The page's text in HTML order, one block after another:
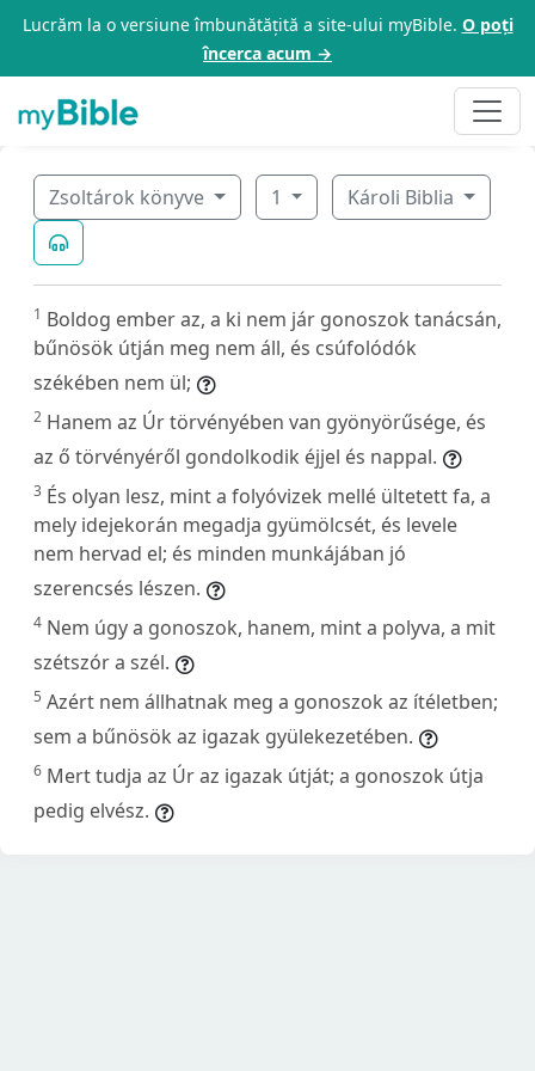
Lucrăm la o versiune îmbunătățită a site-ului myBible. O poți
încerca acum →
Zsoltárok könyve 1 Károli Biblia
1 Boldog ember az, a ki nem jár gonoszok tanácsán,
bűnösök útján meg nem áll, és csúfolódók
székében nem ül;
2 Hanem az Úr törvényében van gyönyörűsége, és
az ő törvényéről gondolkodik éjjel és nappal.
3 És olyan lesz, mint a folyóvizek mellé ültetett fa, a
mely idejekorán megadja gyümölcsét, és levele
nem hervad el; és minden munkájában jó
szerencsés lészen.
4 Nem úgy a gonoszok, hanem, mint a polyva, a mit
szétszór a szél.
5 Azért nem állhatnak meg a gonoszok az ítéletben;
sem a bűnösök az igazak gyülekezetében.
6 Mert tudja az Úr az igazak útját; a gonoszok útja
pedig elvész.